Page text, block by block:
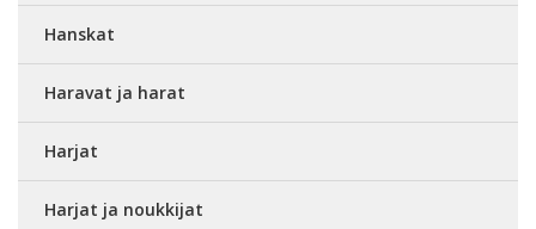
Hanskat
Haravat ja harat
Harjat
Harjat ja noukkijat